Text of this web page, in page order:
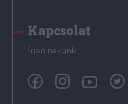
Kapcsolat
Írjon nekünk